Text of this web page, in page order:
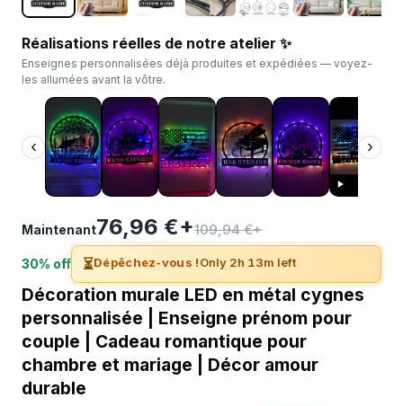
Réalisations réelles de notre atelier ✨
Enseignes personnalisées déjà produites et expédiées — voyez-
les allumées avant la vôtre.
‹ ›
Maintenant76,96 €+109,94 €+
30% off ⏳Dépêchez-vous !Only 2h 13m left
Décoration murale LED en métal cygnes
personnalisée | Enseigne prénom pour
couple | Cadeau romantique pour
chambre et mariage | Décor amour
durable